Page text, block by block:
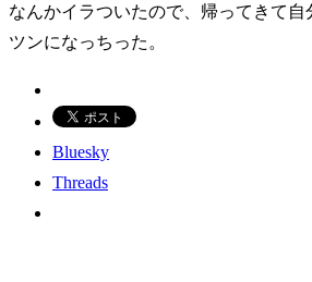
なんかイラついたので、帰ってきて自
ツンになっちった。
Bluesky
Threads